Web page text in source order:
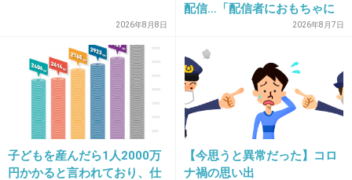
17. 匿名2026/07/07(火) 23:33:26
>>16
今日はタイミング的にも荒れそうだなーとは思
2026年8月8日
配信…「配信者におもちゃに
されてる」知人は懸念表明
2026年8月7日
子どもを産んだら1人2000万
円かかると言われており、仕
【今思うと異常だった】コロ
ナ禍の思い出